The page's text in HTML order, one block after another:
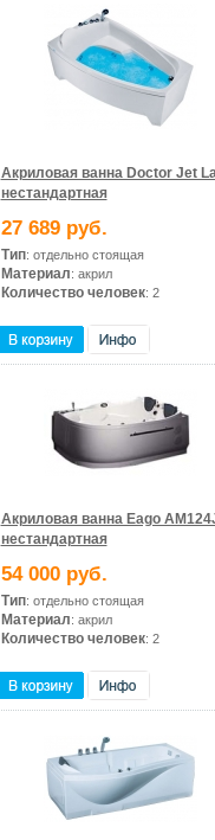
Акриловая ванна Doctor Jet
нестандартная
27 689 руб.
Тип: отдельно стоящая
Материал: акрил
Количество человек: 2
Акриловая ванна Eago
нестандартная
54 000 руб.
Тип: отдельно стоящая
Материал: акрил
Количество человек: 2